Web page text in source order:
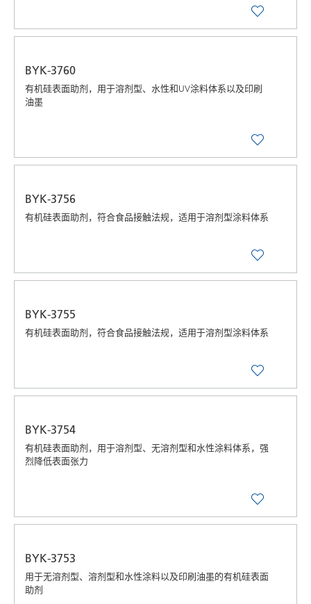
BYK-3760
有机硅表面助剂，用于溶剂型、水性和UV涂料体系以及印刷
油墨
BYK-3756
有机硅表面助剂，符合食品接触法规，适用于溶剂型涂料体系
BYK-3755
有机硅表面助剂，符合食品接触法规，适用于溶剂型涂料体系
BYK-3754
有机硅表面助剂，用于溶剂型、无溶剂型和水性涂料体系，强
烈降低表面张力
BYK-3753
用于无溶剂型、溶剂型和水性涂料以及印刷油墨的有机硅表面
助剂